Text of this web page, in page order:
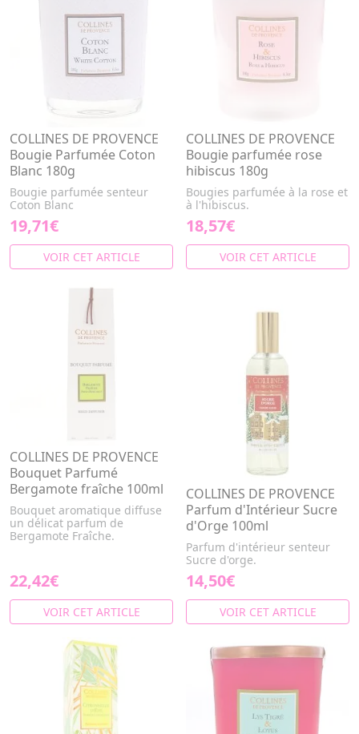
COLLINES DE PROVENCE
Bougie Parfumée Coton
Blanc 180g
Bougie parfumée senteur
Coton Blanc
19,71€
VOIR CET ARTICLE
COLLINES DE PROVENCE
Bougie parfumée rose
hibiscus 180g
Bougies parfumée à la rose et
à l'hibiscus.
18,57€
VOIR CET ARTICLE
COLLINES DE PROVENCE
Bouquet Parfumé
Bergamote fraîche 100ml
Bouquet aromatique diffuse
un délicat parfum de
Bergamote Fraîche.
22,42€
VOIR CET ARTICLE
COLLINES DE PROVENCE
Parfum d'Intérieur Sucre
d'Orge 100ml
Parfum d'intérieur senteur
Sucre d'orge.
14,50€
VOIR CET ARTICLE